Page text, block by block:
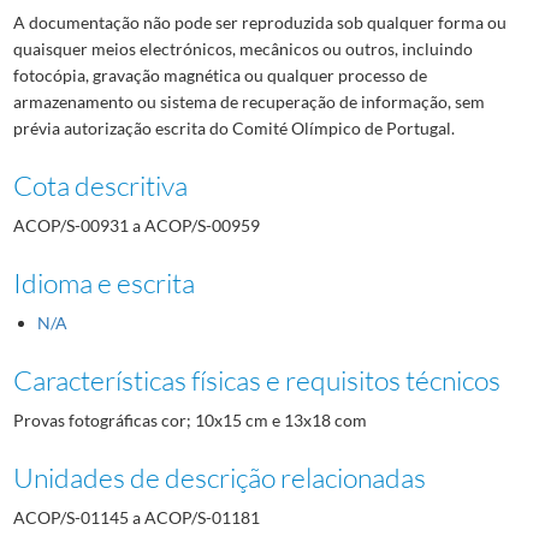
A documentação não pode ser reproduzida sob qualquer forma ou
quaisquer meios electrónicos, mecânicos ou outros, incluindo
fotocópia, gravação magnética ou qualquer processo de
armazenamento ou sistema de recuperação de informação, sem
prévia autorização escrita do Comité Olímpico de Portugal.
Cota descritiva
ACOP/S-00931 a ACOP/S-00959
Idioma e escrita
N/A
Características físicas e requisitos técnicos
Provas fotográficas cor; 10x15 cm e 13x18 com
Unidades de descrição relacionadas
ACOP/S-01145 a ACOP/S-01181